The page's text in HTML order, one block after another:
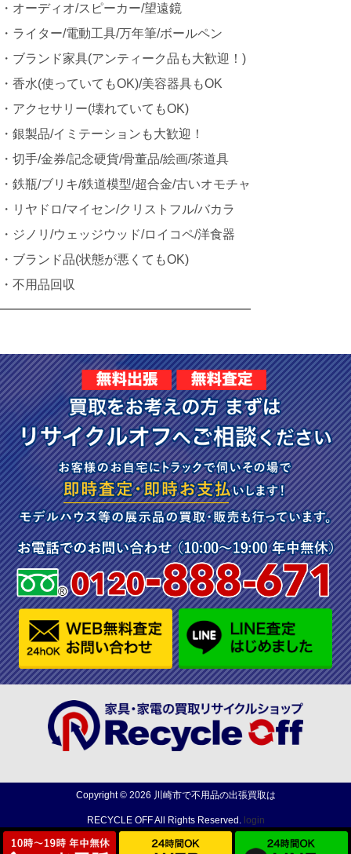
・オーディオ/スピーカー/望遠鏡
・ライター/電動工具/万年筆/ボールペン
・ブランド家具(アンティーク品も大歓迎！)
・香水(使っていてもOK)/美容器具もOK
・アクセサリー(壊れていてもOK)
・銀製品/イミテーションも大歓迎！
・切手/金券/記念硬貨/骨董品/絵画/茶道具
・鉄瓶/ブリキ/鉄道模型/超合金/古いオモチャ
・リヤドロ/マイセン/クリストフル/バカラ
・ジノリ/ウェッジウッド/ロイコペ/洋食器
・ブランド品(状態が悪くてもOK)
・不用品回収
━━━━━━━━━━━━━━━━━━━━
Copyright © 2026 川崎市で不用品の出張買取は
RECYCLE OFFAll Rights Reserved. login